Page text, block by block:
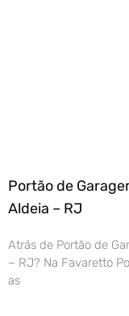
Portão de
Aldeia – RJ
Atrás de Portão de
– RJ? Na Favaretto
as